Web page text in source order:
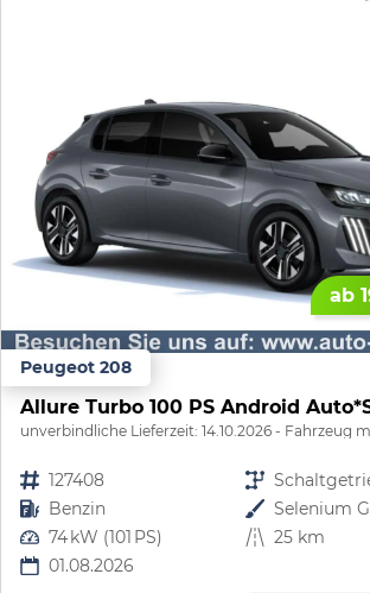
ab
Peugeot 208
unverbindliche Lieferzeit: 14.10.2026 Fahrzeug mit
Fahrzeugnr. 127408 Getriebe
Kraftstoff Benzin Außenfarbe Selenium
Leistung 74 kW (101 PS) Kilometerstand 25 km
01.08.2026